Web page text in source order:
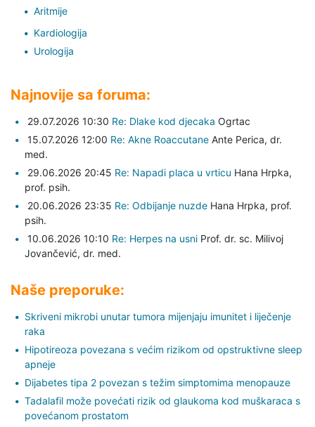
Aritmije
Kardiologija
Urologija
Najnovije sa foruma:
29.07.2026 10:30 Re: Dlake kod djecaka Ogrtac
15.07.2026 12:00 Re: Akne Roaccutane Ante Perica, dr.
med.
29.06.2026 20:45 Re: Napadi placa u vrticu Hana Hrpka,
prof. psih.
20.06.2026 23:35 Re: Odbijanje nuzde Hana Hrpka, prof.
psih.
10.06.2026 10:10 Re: Herpes na usni Prof. dr. sc. Milivoj
Jovančević, dr. med.
Naše preporuke:
Skriveni mikrobi unutar tumora mijenjaju imunitet i liječenje
raka
Hipotireoza povezana s većim rizikom od opstruktivne sleep
apneje
Dijabetes tipa 2 povezan s težim simptomima menopauze
Tadalafil može povećati rizik od glaukoma kod muškaraca s
povećanom prostatom